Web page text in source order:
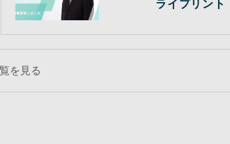
ライプリント
を見る